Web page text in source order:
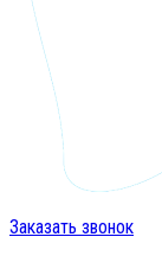
Заказать звонок